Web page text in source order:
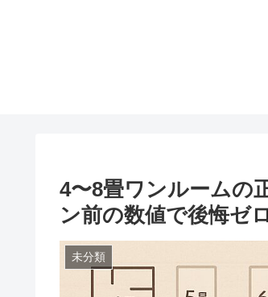
4〜8畳ワンルームの
ン前の数値で後悔ゼ
未分類